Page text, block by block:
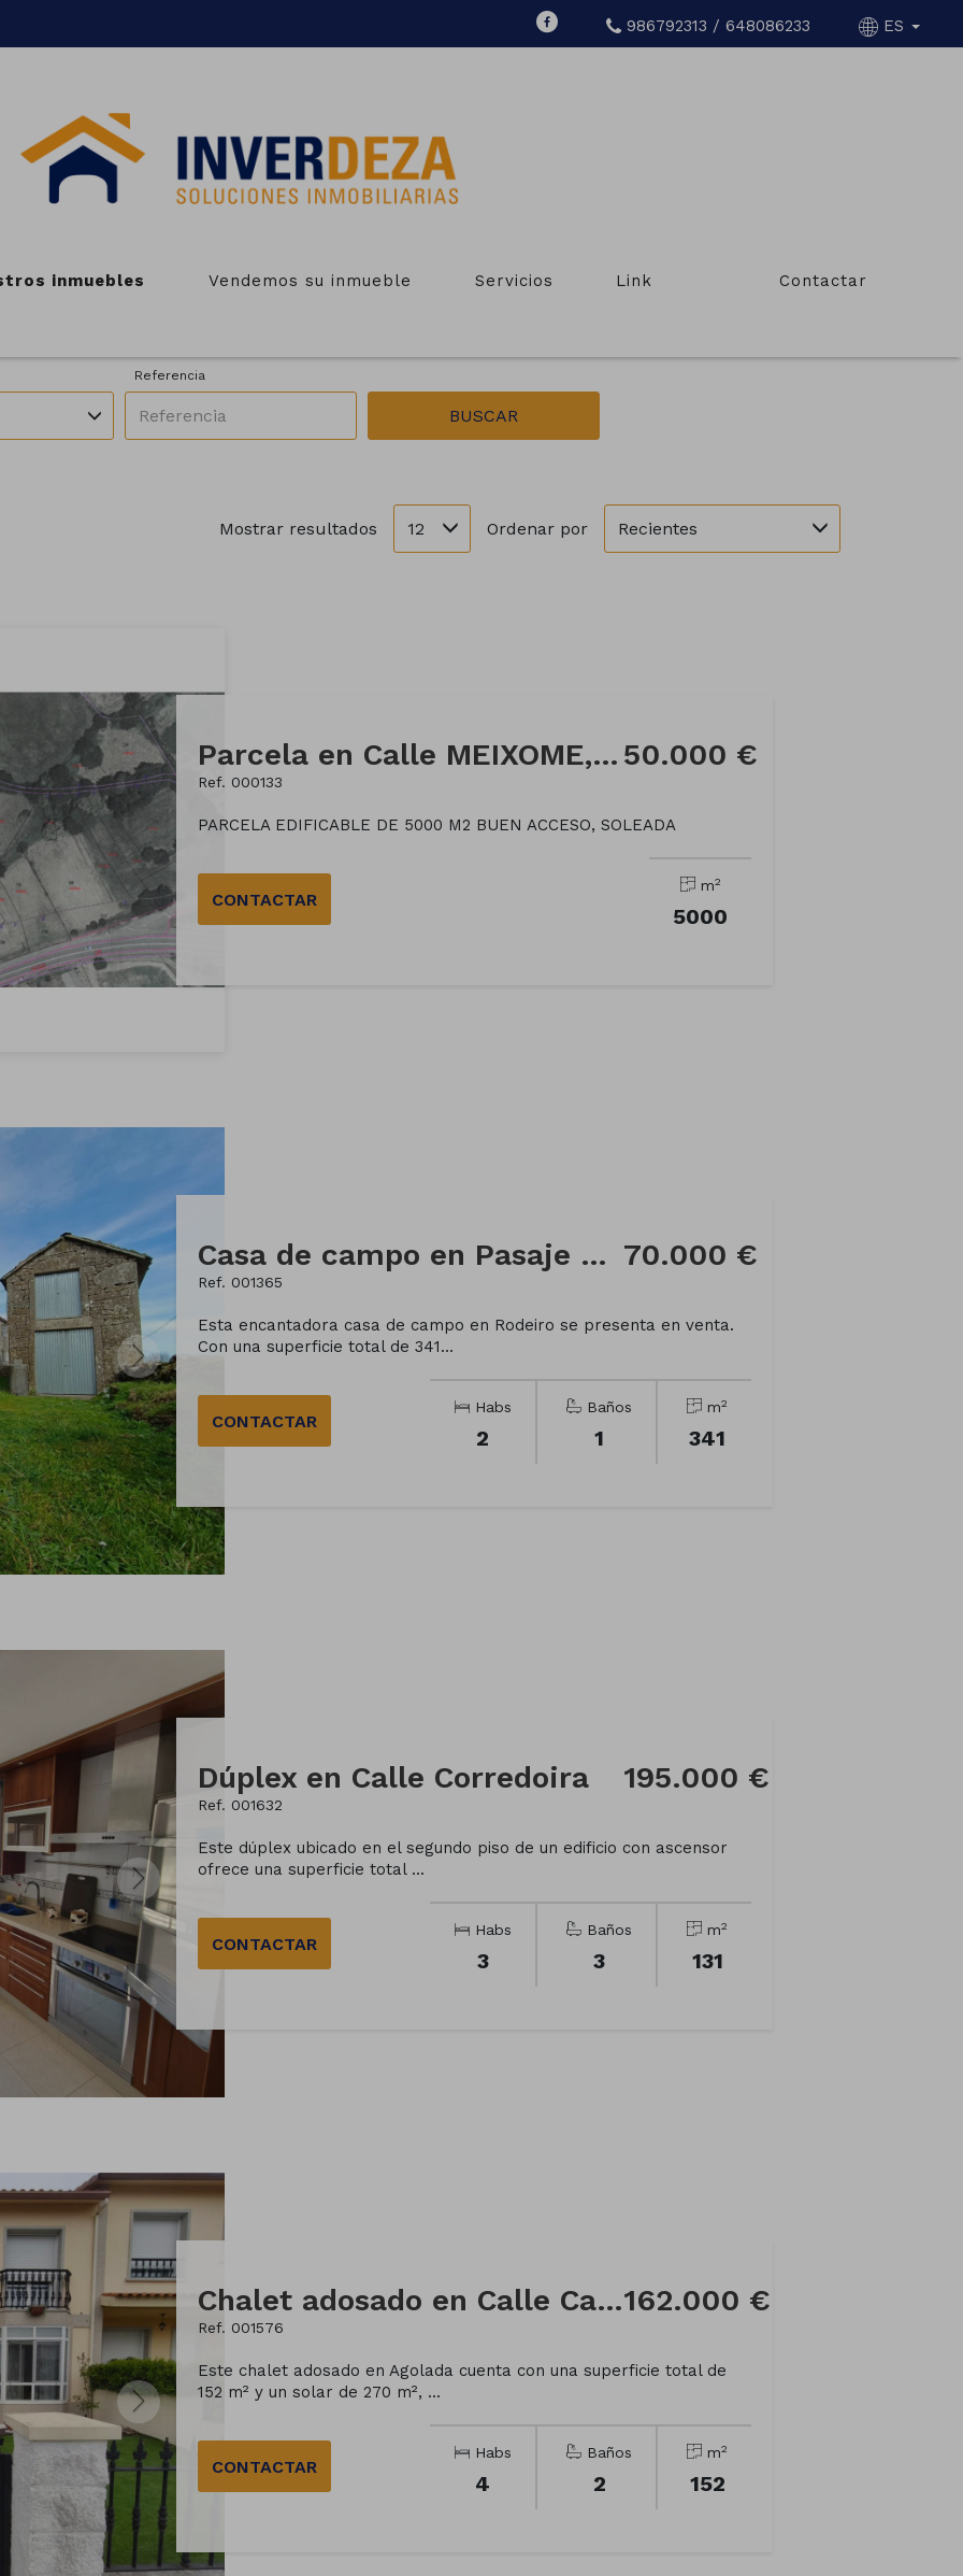
986792313 / 648086233 ES
inmuebles Vendemos su inmueble Servicios Link Contactar
Zonas Operación Tipo de inmueble
Referencia
BUSCAR
Mostrar resultados 12 Ordenar por Recientes
Parcela en Calle MEIXOME, 10
Ref. 000133
50.000 €
PARCELA EDIFICABLE DE 5000 M2 BUEN ACCESO, SOLEADA
CONTACTAR
m2
5000
Casa de campo en Pasaje COREIXAS
Ref. 001365
70.000 €
Esta encantadora casa de campo en Rodeiro se presenta en venta.
Con una superficie total de 341...
CONTACTAR
Habs
2
Baños
1
m2
341
Dúplex en Calle Corredoira
Ref. 001632
195.000 €
Este dúplex ubicado en el segundo piso de un edificio con ascensor
ofrece una superficie total ...
CONTACTAR
Habs
3
Baños
3
m2
131
Chalet adosado en Calle Calvo Sotelo
Ref. 001576
162.000 €
Este chalet adosado en Agolada cuenta con una superficie total de
152 m² y un solar de 270 m², ...
CONTACTAR
Habs
4
Baños
2
m2
152